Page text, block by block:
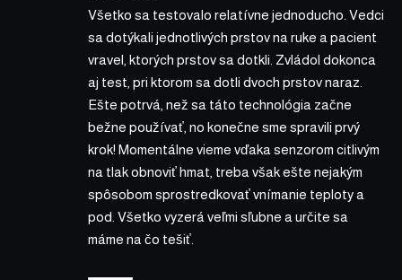
Všetko sa testovalo relatívne jednoducho. Vedci
sa dotýkali jednotlivých prstov na ruke a pacient
vravel, ktorých prstov sa dotkli. Zvládol dokonca
aj test, pri ktorom sa dotli dvoch prstov naraz.
Ešte potrvá, než sa táto technológia začne
bežne používať, no konečne sme spravili prvý
krok! Momentálne vieme vďaka senzorom citlivým
na tlak obnoviť hmat, treba však ešte nejakým
spôsobom sprostredkovať vnímanie teploty a
pod. Všetko vyzerá veľmi sľubne a určite sa
máme na čo tešiť.